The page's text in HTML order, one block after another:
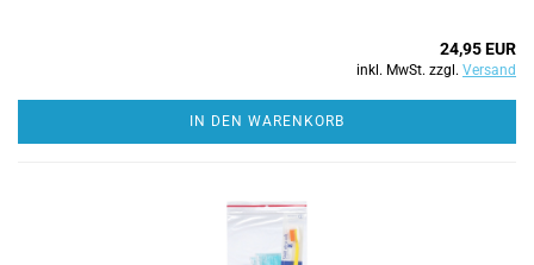
24,95 EUR
inkl. MwSt. zzgl. Versand
IN DEN WARENKORB